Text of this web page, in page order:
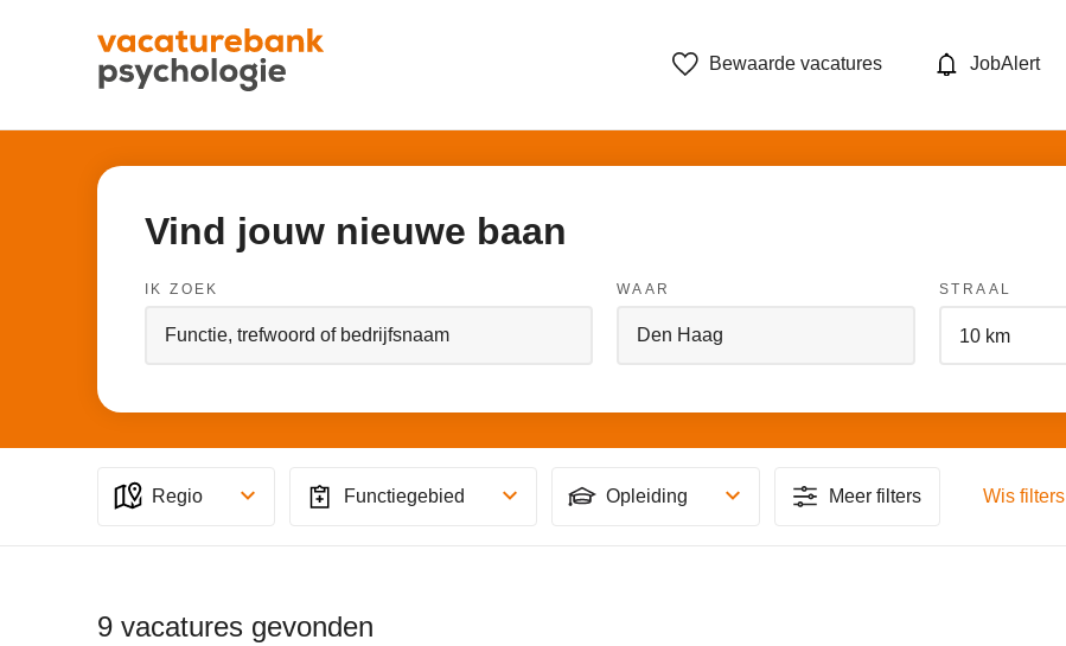
Bewaarde vacatures JobAlert
Vind jouw nieuwe baan
IK ZOEK WAAR STRAAL
Regio Functiegebied Opleiding Meer filters Wis filters
9 vacatures gevonden